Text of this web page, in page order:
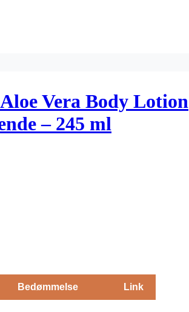
Vera Body Lotion
– 245 ml
Bedømmelse Link